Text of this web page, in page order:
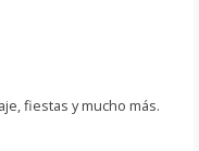
fiestas y mucho más.